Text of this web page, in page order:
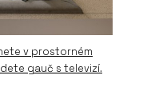
v prostorném
gauč s televizí.